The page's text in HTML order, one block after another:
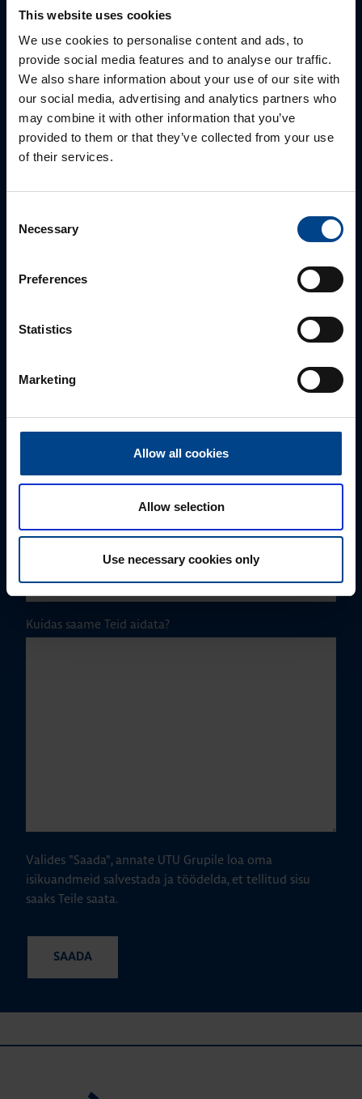
This website uses cookies
We use cookies to personalise content and ads, to
provide social media features and to analyse our traffic.
We also share information about your use of our site with
our social media, advertising and analytics partners who
may combine it with other information that you’ve
provided to them or that they’ve collected from your use
of their services.
Selection
Necessary
Preferences
Statistics
Marketing
Allow all cookies
Allow selection
Use necessary cookies only
MÜÜGIJUHT
mark.milvek@utugroup.com
Eesnimi
E-post*
Telefoni number
Kuidas saame Teid aidata?
Valides "Saada", annate UTU Grupile loa oma
isikuandmeid salvestada ja töödelda, et tellitud sisu
saaks Teile saata.